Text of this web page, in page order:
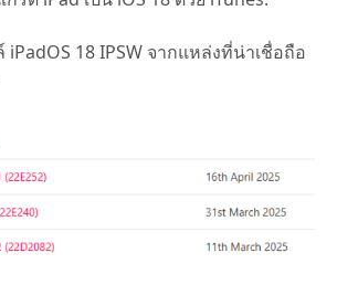
18 IPSW จากแหล่งที่น่าเชื่อถือ